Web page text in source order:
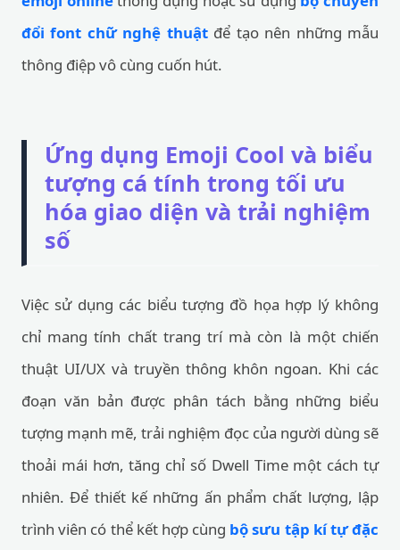
đổi font chữ nghệ thuậtđể tạo nên những mẫu
thông điệp vô cùng cuốn hút.
Ứng dụng Emoji Cool và biểu
tượng cá tính trong tối ưu
hóa giao diện và trải nghiệm
số
Việc sử dụng các biểu tượng đồ họa hợp lý không
chỉ mang tính chất trang trí mà còn là một chiến
thuật UI/UX và truyền thông khôn ngoan. Khi các
đoạn văn bản được phân tách bằng những biểu
tượng mạnh mẽ, trải nghiệm đọc của người dùng sẽ
thoải mái hơn, tăng chỉ số Dwell Time một cách tự
nhiên. Để thiết kế những ấn phẩm chất lượng, lập
trình viên có thể kết hợp cùng bộ sưu tập kí tự đặc